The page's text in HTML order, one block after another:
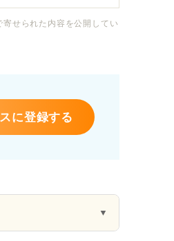
せられた内容を公開してい
に登録する
▼